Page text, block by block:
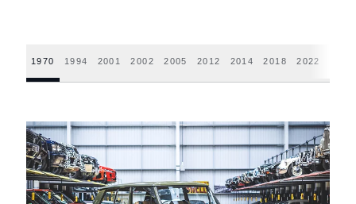
1970 1994 2001 2002 2005 2012 2014 2018 2022